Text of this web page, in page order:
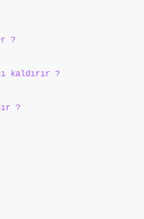
?
kaldırır ?
?